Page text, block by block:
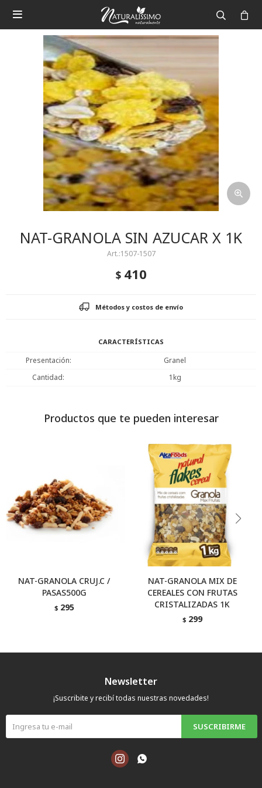

NAT-GRANOLA SIN AZUCAR X 1K
1507-1507
$ 410
Métodos y costos de envío
CARACTERÍSTICAS
Presentación
Granel
Cantidad
1kg
Productos que te pueden interesar
NAT-GRANOLA CRUJ.C /
PASAS500G
$ 295
NAT-GRANOLA MIX DE
CEREALES CON FRUTAS
CRISTALIZADAS 1K
$ 299
Newsletter
¡Suscribite y recibí todas nuestras novedades!
SUSCRIBIRME
 